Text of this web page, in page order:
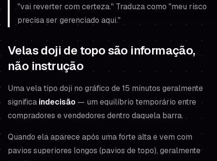
"vai reverter com certeza." Traduza como "meu risco
precisa ser gerenciado aqui."
Velas doji de topo são informação,
não instrução
Uma vela tipo doji no gráfico de 15 minutos geralmente
significa indecisão— um equilíbrio temporário entre
compradores e vendedores dentro daquela barra.
Quando ela aparece após uma forte alta e vem com
pavios superiores longos (pavios de topo), geralmente